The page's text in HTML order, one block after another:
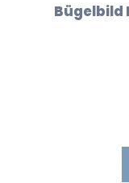
Bügelbild